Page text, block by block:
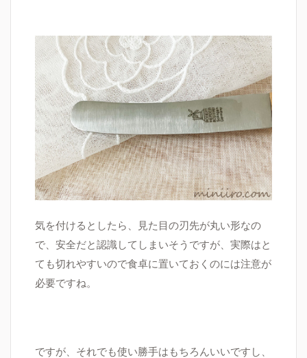
気を付けるとしたら、見た目の刃先が丸い形なの
で、安全だと認識してしまいそうですが、実際はと
ても切れやすいので食卓に置いておくのには注意が
必要ですね。
ですが、それでも使い勝手はもちろんいいですし、